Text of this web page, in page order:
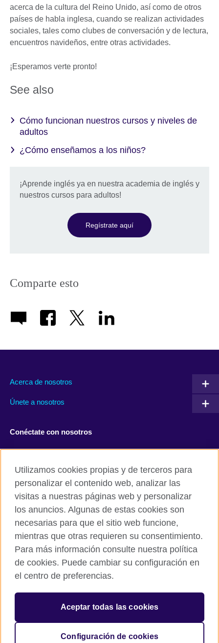
acerca de la cultura del Reino Unido, así como de otros
países de habla inglesa, cuando se realizan actividades
sociales, tales como clubes de conversación y de lectura,
encuentros navideños, entre otras actividades.
¡Esperamos verte pronto!
See also
Cómo funcionan nuestros cursos y niveles de
adultos
¿Cómo enseñamos a los niños?
¡Aprende inglés ya en nuestra academia de inglés y
nuestros cursos para adultos!
Regístrate aquí
Comparte esto
Acerca de nosotros
Únete a nosotros
Conéctate con nosotros
British Council global
Políticas de privacidad y condiciones de uso
© 2026 British Council
The United Kingdom’s international organisation for cultural
Utilizamos cookies propias y de terceros para
personalizar el contenido web, analizar las
visitas a nuestras páginas web y personalizar
los anuncios. Algunas de estas cookies son
necesarias para que el sitio web funcione,
mientras que otras requieren su consentimiento.
Para más información consulte nuestra política
de cookies. Puede cambiar su configuración en
el centro de preferencias.
Aceptar todas las cookies
Configuración de cookies